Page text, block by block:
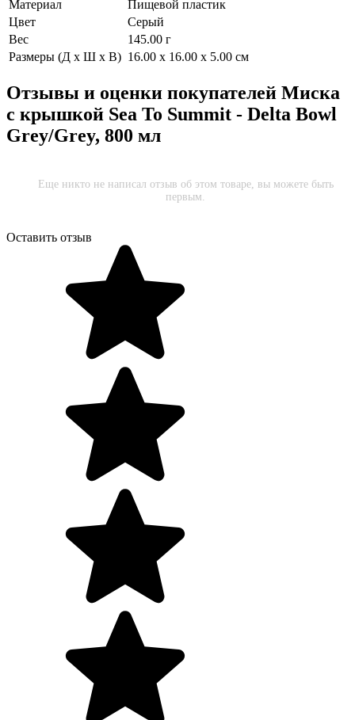
Материал
Пищевой пластик
Цвет
Серый
Вес
145.00 г
Размеры (Д х Ш х В) 16.00 x 16.00 x 5.00 см
Отзывы и оценки покупателей Миска
с крышкой Sea To Summit - Delta Bowl
Grey/Grey, 800 мл
Еще никто не написал отзыв об этом товаре, вы можете быть
первым.
Оставить отзыв